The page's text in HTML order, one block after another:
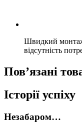
Швидкий
відсутність
Пов’язані
Історії успіху
Незабаром…